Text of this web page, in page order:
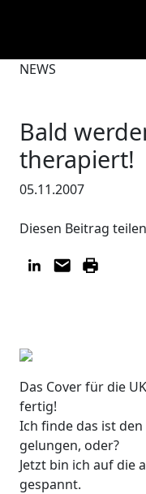
NEWS
Bald
therapiert!
05.11.2007
Diesen Beitrag teilen
Das Cover für die
fertig!
Ich finde das ist
gelungen, oder?
Jetzt bin ich auf die
gespannt.